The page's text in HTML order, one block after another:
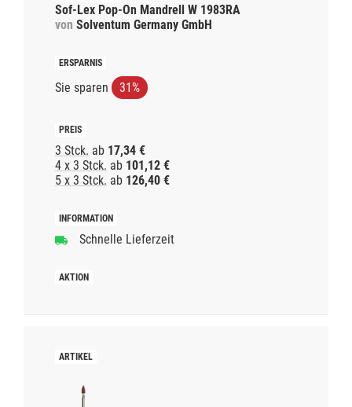
Sof-Lex Pop-On Mandrell W 1983RA
von Solventum Germany GmbH
Sie sparen 31%
3 Stck. ab 17,34 €
4 x 3 Stck. ab 101,12 €
5 x 3 Stck. ab 126,40 €
Schnelle Lieferzeit